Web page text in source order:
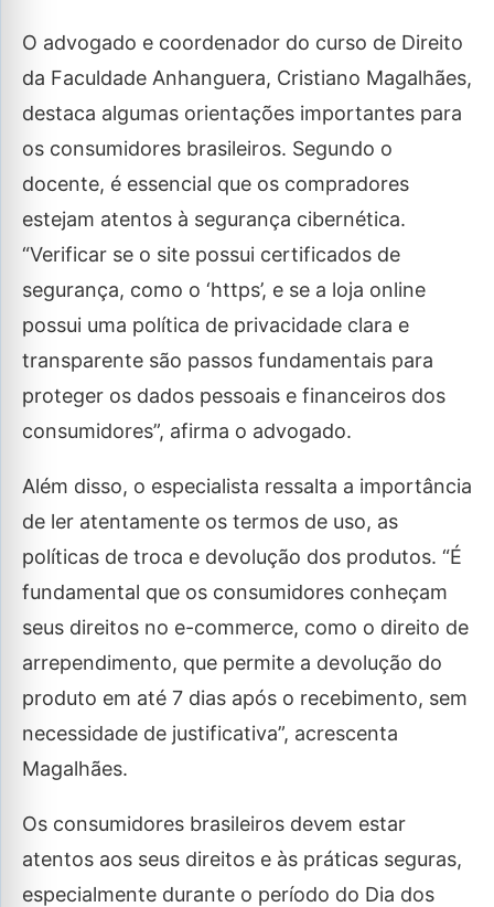
O advogado e coordenador do curso de Direito
da Faculdade Anhanguera, Cristiano Magalhães,
destaca algumas orientações importantes para
os consumidores brasileiros. Segundo o
docente, é essencial que os compradores
estejam atentos à segurança cibernética.
“Verificar se o site possui certificados de
segurança, como o ‘https’, e se a loja online
possui uma política de privacidade clara e
transparente são passos fundamentais para
proteger os dados pessoais e financeiros dos
consumidores”, afirma o advogado.
Além disso, o especialista ressalta a importância
de ler atentamente os termos de uso, as
políticas de troca e devolução dos produtos. “É
fundamental que os consumidores conheçam
seus direitos no e-commerce, como o direito de
arrependimento, que permite a devolução do
produto em até 7 dias após o recebimento, sem
necessidade de justificativa”, acrescenta
Magalhães.
Os consumidores brasileiros devem estar
atentos aos seus direitos e às práticas seguras,
especialmente durante o período do Dia dos